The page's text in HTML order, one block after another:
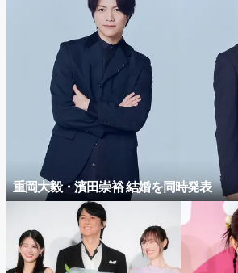
重岡大毅・濱田崇裕 結婚を同時発表